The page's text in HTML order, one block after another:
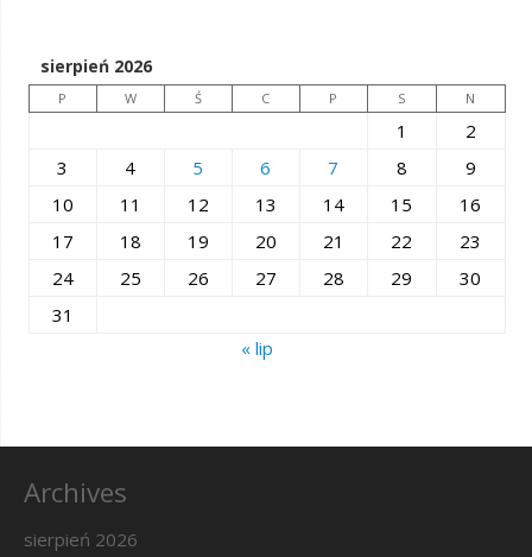
sierpień 2026
P W Ś C P S N
1
2
3
4 5 6 7 8
9
10
11 12 13 14 15
16
17
18 19 20 21 22
23
24
25 26 27 28 29
30
31
« lip
Archives
sierpień 2026